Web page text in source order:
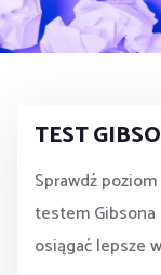
TEST
Sprawdź
testem Gibsona
osiągać lepsze